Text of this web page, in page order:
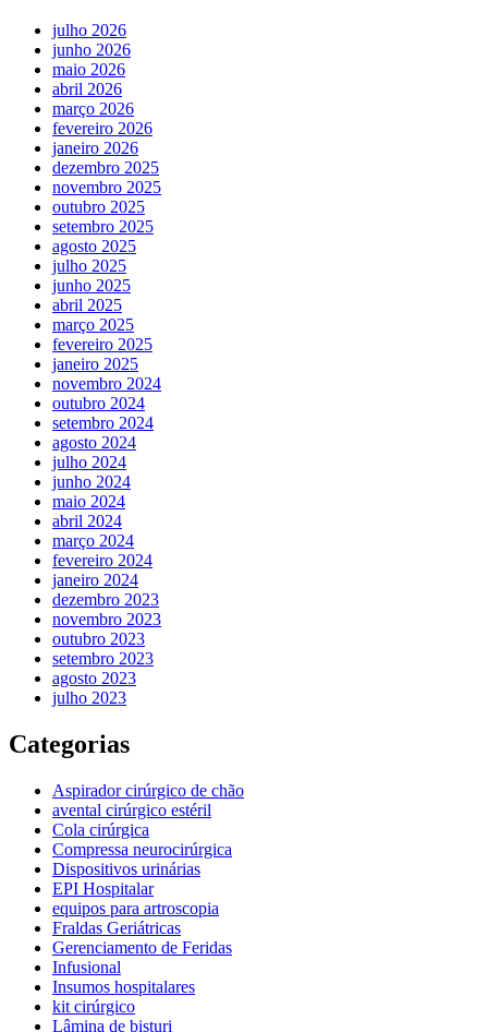
julho 2026
junho 2026
maio 2026
abril 2026
março 2026
fevereiro 2026
janeiro 2026
dezembro 2025
novembro 2025
outubro 2025
setembro 2025
agosto 2025
julho 2025
junho 2025
abril 2025
março 2025
fevereiro 2025
janeiro 2025
novembro 2024
outubro 2024
setembro 2024
agosto 2024
julho 2024
junho 2024
maio 2024
abril 2024
março 2024
fevereiro 2024
janeiro 2024
dezembro 2023
novembro 2023
outubro 2023
setembro 2023
agosto 2023
julho 2023
Categorias
Aspirador cirúrgico de chão
avental cirúrgico estéril
Cola cirúrgica
Compressa neurocirúrgica
Dispositivos urinárias
EPI Hospitalar
equipos para artroscopia
Fraldas Geriátricas
Gerenciamento de Feridas
Infusional
Insumos hospitalares
kit cirúrgico
Lâmina de bisturi